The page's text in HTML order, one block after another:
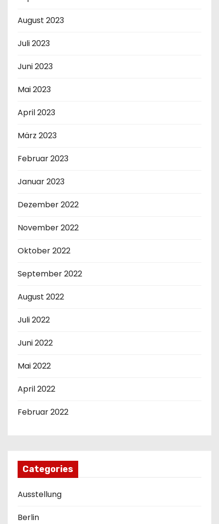
August 2023
Juli 2023
Juni 2023
Mai 2023
April 2023
März 2023
Februar 2023
Januar 2023
Dezember 2022
November 2022
Oktober 2022
September 2022
August 2022
Juli 2022
Juni 2022
Mai 2022
April 2022
Februar 2022
Categories
Ausstellung
Berlin